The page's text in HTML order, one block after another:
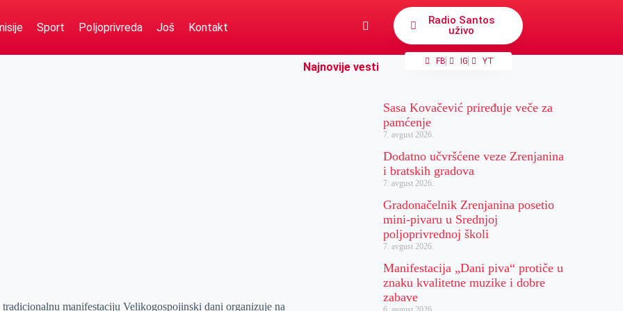
Sport Poljoprivreda Još Kontakt
Radio Santos
uživo
FB IG YT
manifestaciju Velikogospojinski dani organizuje na
Najnovije vesti
Sasa Kovačević priređuje veče za
pamćenje
7. avgust 2026.
Dodatno učvršćene veze Zrenjanina
i bratskih gradova
7. avgust 2026.
Gradonačelnik Zrenjanina posetio
mini-pivaru u Srednjoj
poljoprivrednoj školi
7. avgust 2026.
Manifestacija „Dani piva“ protiče u
znaku kvalitetne muzike i dobre
zabave